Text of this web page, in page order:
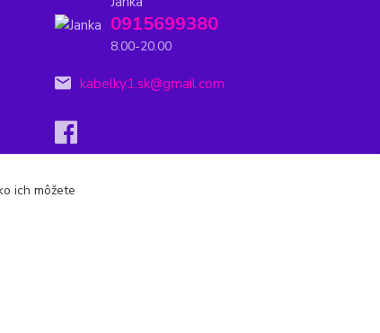
0915699380
8.00-20.00
kabelky1.sk@gmail.com
ich môžete